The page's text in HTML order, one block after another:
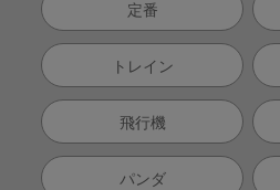
定番
トレイン
飛行機
パンダ